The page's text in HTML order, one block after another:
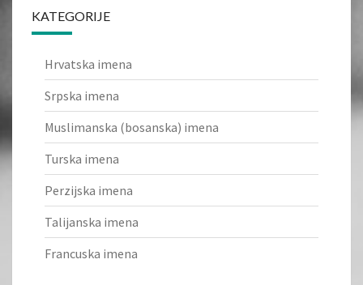
KATEGORIJE
Hrvatska imena
Srpska imena
Muslimanska (bosanska) imena
Turska imena
Perzijska imena
Talijanska imena
Francuska imena